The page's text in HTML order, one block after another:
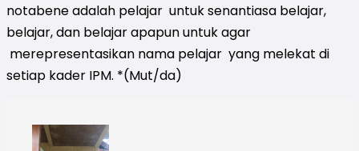
notabene adalah pelajar untuk senantiasa belajar,
belajar, dan belajar apapun untuk agar
merepresentasikan nama pelajar yang melekat di
setiap kader IPM. *(Mut/da)